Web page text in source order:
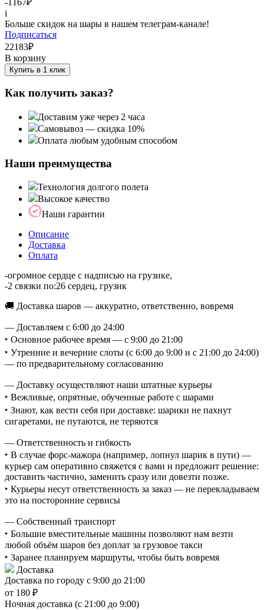
i
Больше скидок на шары в нашем телеграм-канале!
Подписаться
22183₽
В корзину
Купить в 1 клик
Как получить заказ?
Доставим уже через 2 часа
Самовывоз — скидка 10%
Оплата любым удобным способом
Наши преимущества
Технология долгого полета
Высокое качество
Наши гарантии
Описание
Доставка
Оплата
-огромное сердце с надписью на грузике,
-2 связки по:26 сердец, грузик
🚚 Доставка шаров — аккуратно, ответственно, вовремя
— Доставляем с 6:00 до 24:00
‣ Основное рабочее время — с 9:00 до 21:00
‣ Утренние и вечерние слоты (с 6:00 до 9:00 и с 21:00 до 24:00)
— по предварительному согласованию
— Доставку осуществляют наши штатные курьеры
‣ Вежливые, опрятные, обученные работе с шарами
‣ Знают, как вести себя при доставке: шарики не пахнут
сигаретами, не путаются, не теряются
— Ответственность и гибкость
‣ В случае форс-мажора (например, лопнул шарик в пути) —
курьер сам оперативно свяжется с вами и предложит решение:
доставить частично, заменить сразу или довезти позже.
‣ Курьеры несут ответственность за заказ — не перекладываем
это на посторонние сервисы
— Собственный транспорт
‣ Большие вместительные машины позволяют нам везти
любой объём шаров без доплат за грузовое такси
‣ Заранее планируем маршруты, чтобы быть вовремя
Доставка
Доставка по городу с 9:00 до 21:00
от 180 ₽
Ночная доставка (с 21:00 до 9:00)